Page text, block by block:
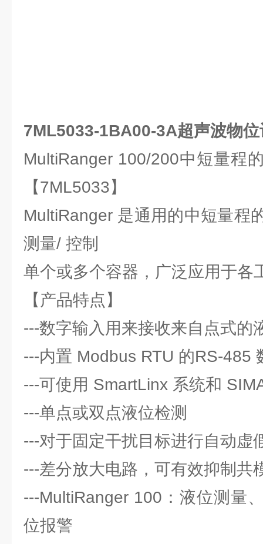
7ML5033-1BA00-3A超声波物位
MultiRanger 100/200中短量程
【7ML5033】
MultiRanger 是通用的中短量程
测量/ 控制
单个或多个容器，广泛应用于各
【产品特点】
---数字输入用来接收来自点式的
---内置 Modbus RTU 的RS-485
---可使用 SmartLinx 系统和
---单点或双点液位检测
---对于固定干扰目标进行自动虚
---差分放大电路，可有效抑制共
---MultiRanger 100：液位测量
位报警